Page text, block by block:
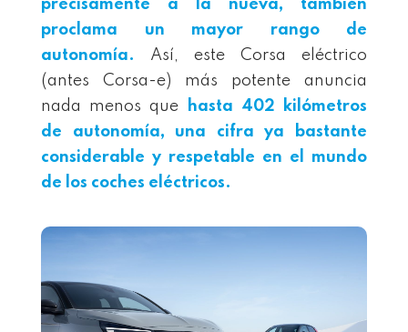
precisamente a la nueva, también
proclama un mayor rango de
autonomía.
Así, este Corsa eléctrico
(antes Corsa-e) más potente anuncia
nada menos que
hasta 402 kilómetros
de autonomía, una cifra ya bastante
considerable y respetable en el mundo
de los coches eléctricos.